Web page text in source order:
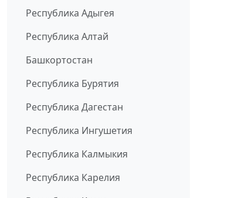
Республика Адыгея
Республика Алтай
Башкортостан
Республика Бурятия
Республика Дагестан
Республика Ингушетия
Республика Калмыкия
Республика Карелия